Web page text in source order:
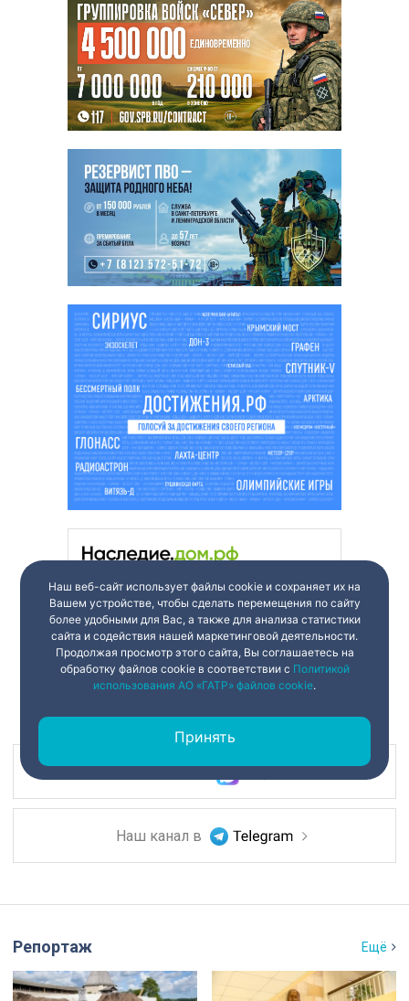
Наш канал в
Репортаж Ещё
Наш веб-сайт использует файлы cookie и сохраняет их на
Вашем устройстве, чтобы сделать перемещения по сайту
более удобными для Вас, а также для анализа статистики
сайта и содействия нашей маркетинговой деятельности.
Продолжая просмотр этого сайта, Вы соглашаетесь на
обработку файлов cookie в соответствии с Политикой
использования АО «ГАТР» файлов cookie.
Принять